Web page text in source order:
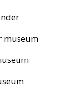
museum